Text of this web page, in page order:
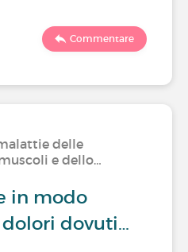
Commentare
delle
e dello…
in modo
dovuti…